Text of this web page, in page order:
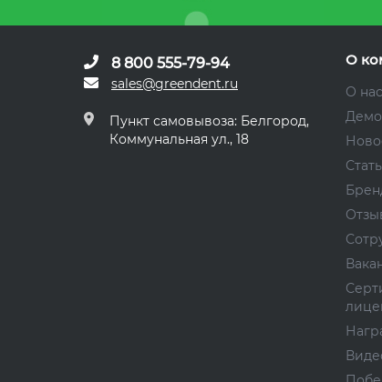
8 800 555-79-94
sales@greendent.ru
Пункт самовывоза: Белгород,
Коммунальная ул., 18
О
О нас